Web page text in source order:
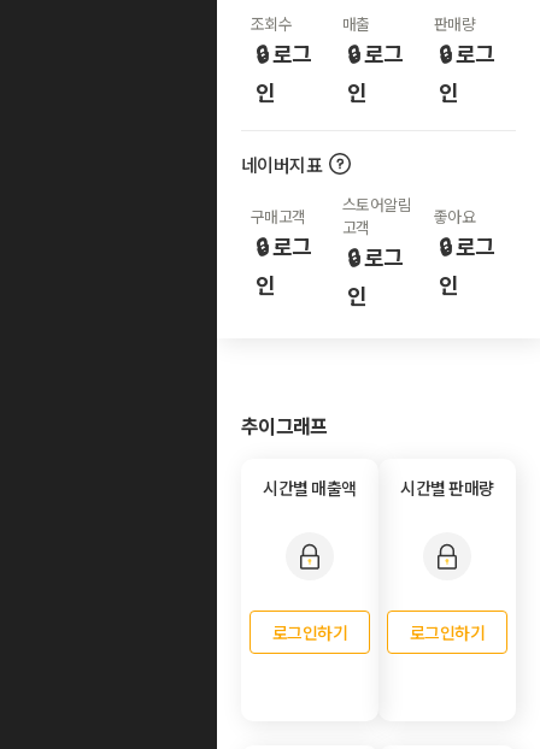
조회수
🔒 로그
인
매출
🔒 로그
인
판매량
🔒 로그
인
네이버지표
구매고객
🔒 로그
인
스토어알림
고객
🔒 로그
인
좋아요
🔒 로그
인
추이그래프
시간별 매출액
로그인하기
시간별 판매량
로그인하기